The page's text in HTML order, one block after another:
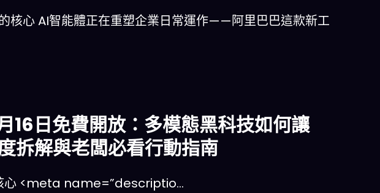
核心 AI智能體正在重塑企業日常運作——阿里巴巴這款新工
日免費開放：多模態黑科技如何讓
拆解與老闆必看行動指南
心 <meta name=”descriptio…